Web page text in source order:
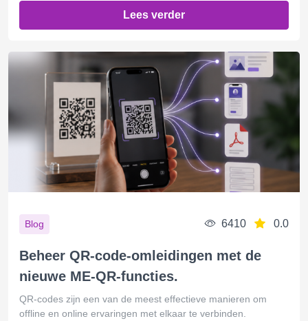
Lees verder
Blog 6410 0.0
Beheer QR-code-omleidingen met de
nieuwe ME-QR-functies.
QR-codes zijn een van de meest effectieve manieren om
offline en online ervaringen met elkaar te verbinden.